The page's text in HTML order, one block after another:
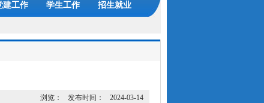
建工作 学生工作 招生就业
浏览： 发布时间： 2024-03-14